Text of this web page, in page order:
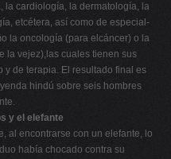
la cardiología, la dermatología, la
etcétera, así como de especial-
la oncología (para elcáncer) o la
la vejez),las cuales tienen sus
y de terapia. El resultado final es
hindú sobre seis hombres
y el elefante
al encontrarse con un elefante, lo
había chocado contra su